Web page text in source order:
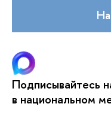
Подписывайтесь
в национальном